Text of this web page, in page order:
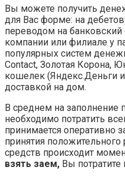
Вы можете получить
для Вас форме: на
переводом на
компании или филиале у
популярных систем
Contact, Золотая Корона,
кошелек (Яндекс.Деньги
доставкой на дом.
В среднем на заполнение
необходимо потратить
принимается оперативно
принятия
средств происходит
взять заем, Вы